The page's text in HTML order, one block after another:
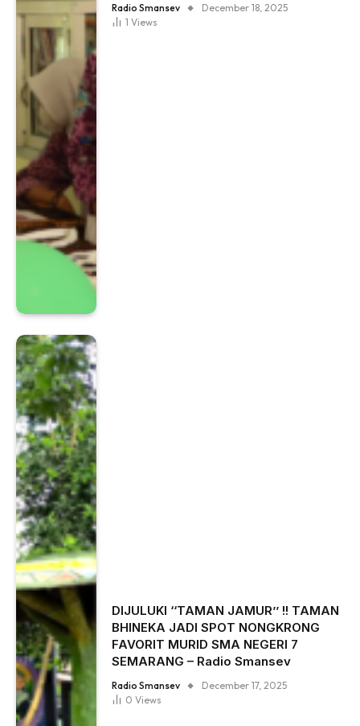
Radio Smansev
December 18, 2025
1 Views
DIJULUKI ‘‘TAMAN JAMUR’’ !! TAMAN
BHINEKA JADI SPOT NONGKRONG
FAVORIT MURID SMA NEGERI 7
SEMARANG – Radio Smansev
Radio Smansev
December 17, 2025
0 Views